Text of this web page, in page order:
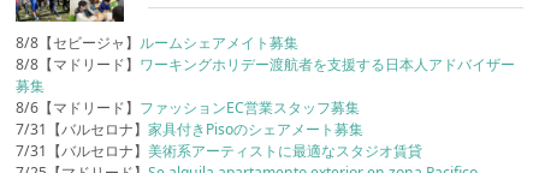
8/8【セビージャ】 ルームシェアメイト募集
8/8【マドリード】 ワーキングホリデー渡航者を支援する日本人アドバイザー
募集
8/6【マドリード】 ファッションEC営業スタッフ募集
7/31【バルセロナ】家具付きPisoのシェアメート募集
7/31【バルセロナ】美術系アーティストに最適なスタジオ賃貸